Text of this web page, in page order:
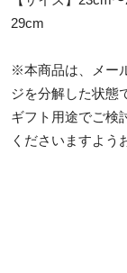
29cm
※本商品は、メー
ジを分解した状態
ギフト用途でご検
くださいますよう